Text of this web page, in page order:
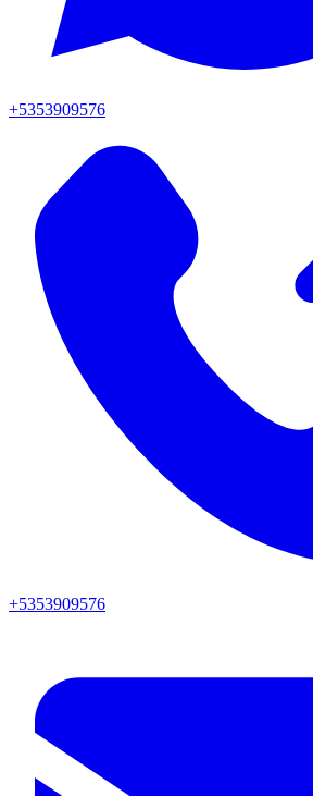
+5353909576
+5353909576